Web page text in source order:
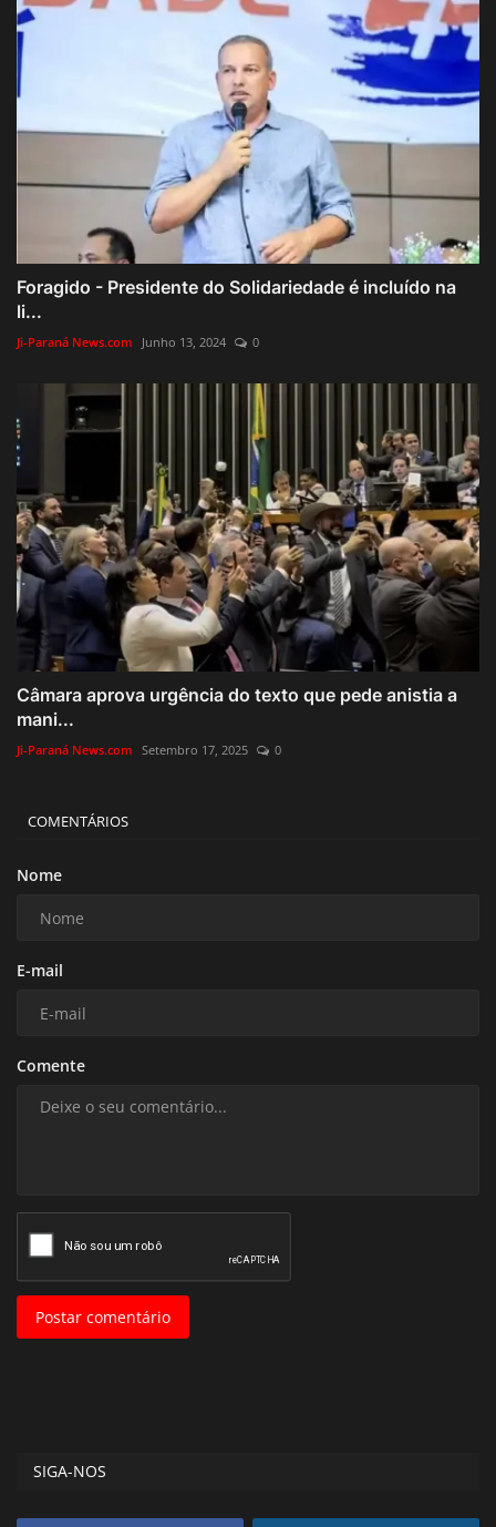
Foragido - Presidente do Solidariedade é incluído na
li...
Ji-Paraná News.com Junho 13, 2024 0
Câmara aprova urgência do texto que pede anistia a
mani...
Ji-Paraná News.com Setembro 17, 2025 0
COMENTÁRIOS
Nome
E-mail
Comente
Postar comentário
SIGA-NOS